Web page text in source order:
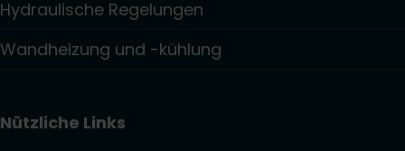
Hydraulische Regelungen
Wandheizung und -kühlung
Nützliche Links